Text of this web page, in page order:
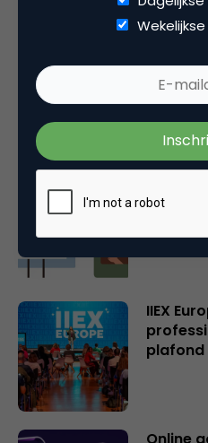
Gerelateerde
GenAI in
IIEX
plafond
Online